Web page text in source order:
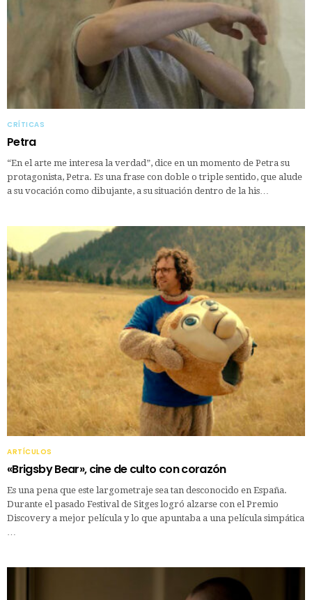
CRÍTICAS
Petra
“En el arte me interesa la verdad”, dice en un momento de Petra su
protagonista, Petra. Es una frase con doble o triple sentido, que alude
a su vocación como dibujante, a su situación dentro de la his…
ARTÍCULOS
«Brigsby Bear», cine de culto con corazón
Es una pena que este largometraje sea tan desconocido en España.
Durante el pasado Festival de Sitges logró alzarse con el Premio
Discovery a mejor película y lo que apuntaba a una película simpática
…